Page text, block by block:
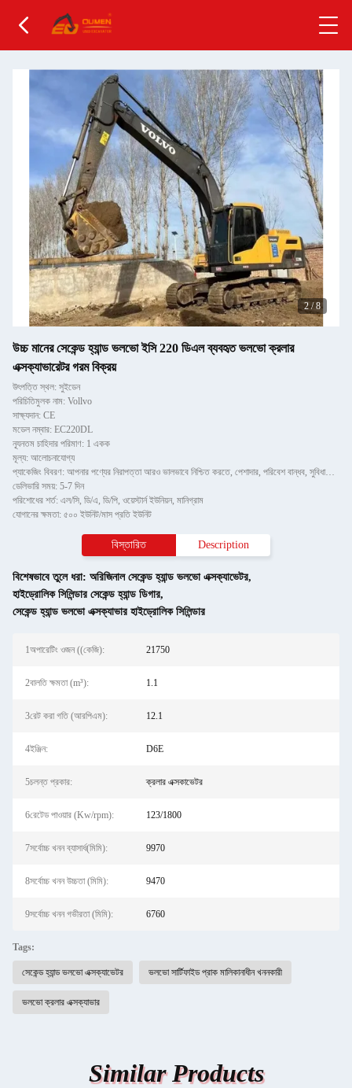
2/8
উচ্চ মানের সেকেন্ড হ্যান্ড ভলভো ইসি 220 ডিএল ব্যবহৃত ভলভো ক্রলার
এক্সক্যাভারেটর গরম বিক্রয়
উৎপত্তি স্থল: সুইডেন
পরিচিতিমুলক নাম: Vollvo
সাক্ষ্যদান: CE
মডেল নম্বার: EC220DL
ন্যূনতম চাহিদার পরিমাণ: 1 একক
মূল্য: আলোচনাযোগ্য
প্যাকেজিং বিবরণ: আপনার পণ্যের নিরাপত্তা আরও ভালভাবে নিশ্চিত করতে, পেশাদার, পরিবেশ বান্ধব, সুবিধাজনক এবং দক্ষ প্যাকেজি
ডেলিভারি সময়: 5-7 দিন
পরিশোধের শর্ত: এল/সি, ডি/এ, ডি/পি, ওয়েস্টার্ন ইউনিয়ন, মানিগ্রাম
যোগানের ক্ষমতা: ৫০০ ইউনিট/মাস প্রতি ইউনিট
বিস্তারিত Description
বিশেষভাবে তুলে ধরা: অরিজিনাল সেকেন্ড হ্যান্ড ভলভো এক্সক্যাভেটর,
হাইড্রোলিক সিলিন্ডার সেকেন্ড হ্যান্ড ডিগার,
সেকেন্ড হ্যান্ড ভলভো এক্সক্যাভার হাইড্রোলিক সিলিন্ডার
1অপারেটিং ওজন ((কেজি): 21750
2বালতি ক্ষমতা (m³): 1.1
3রেট করা গতি (আরপিএম): 12.1
4ইঞ্জিন: D6E
5চলন্ত প্রকার: ক্রলার এক্সকাভেটর
6রেটেড পাওয়ার (Kw/rpm): 123/1800
7সর্বোচ্চ খনন ব্যাসার্ধ(মিমি): 9970
8সর্বোচ্চ খনন উচ্চতা (মিমি): 9470
9সর্বোচ্চ খনন গভীরতা (মিমি): 6760
Tags:
সেকেন্ড হ্যান্ড ভলভো এক্সক্যাভেটর ভলভো সার্টিফাইড প্রাক মালিকানাধীন খননকারী
ভলভো ক্রলার এক্সক্যাভার
Similar Products